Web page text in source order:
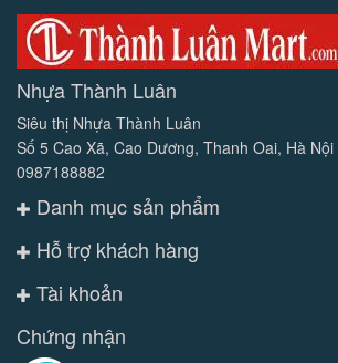
Nhựa Thành Luân
Siêu thị Nhựa Thành Luân
Số 5 Cao Xã, Cao Dương, Thanh Oai, Hà Nội
0987188882
Danh mục sản phẩm
Hỗ trợ khách hàng
Tài khoản
Chứng nhận